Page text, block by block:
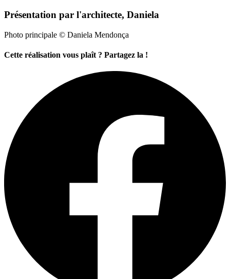
Présentation par l'architecte, Daniela
Photo principale © Daniela Mendonça
Cette réalisation vous plaît ? Partagez la !